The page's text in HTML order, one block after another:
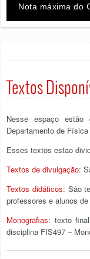
Nota máxima do
Textos
Nesse espaço estão
Departamento de
Esses textos estao
Textos de divulgação:
Textos didáticos: São
professores e alunos
Monografias: texto
disciplina FIS497 –